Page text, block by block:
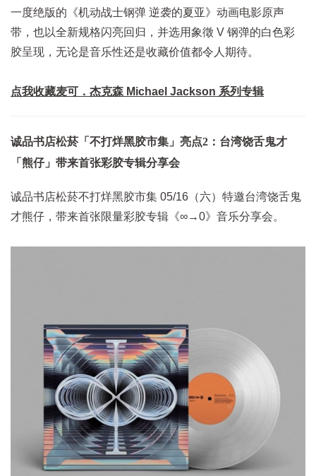
一度绝版的《机动战士钢弹 逆袭的夏亚》动画电影原声
带，也以全新规格闪亮回归，并选用象徵 V 钢弹的白色彩
胶呈现，无论是音乐性还是收藏价值都令人期待。
点我收藏麦可．杰克森 Michael Jackson 系列专辑
诚品书店松菸「不打烊黑胶市集」亮点2：台湾饶舌鬼才
「熊仔」带来首张彩胶专辑分享会
诚品书店松菸不打烊黑胶市集 05/16（六）特邀台湾饶舌鬼
才熊仔，带来首张限量彩胶专辑《∞→0》音乐分享会。